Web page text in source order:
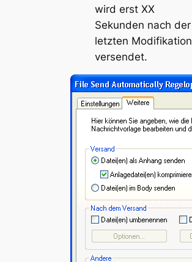
wird erst XX
Sekunden nach der
letzten Modifikation
versendet.